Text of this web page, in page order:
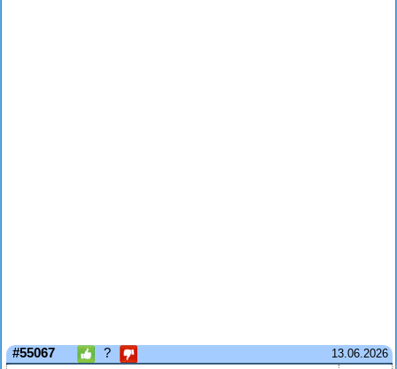
13.06.2026
#55067 ?